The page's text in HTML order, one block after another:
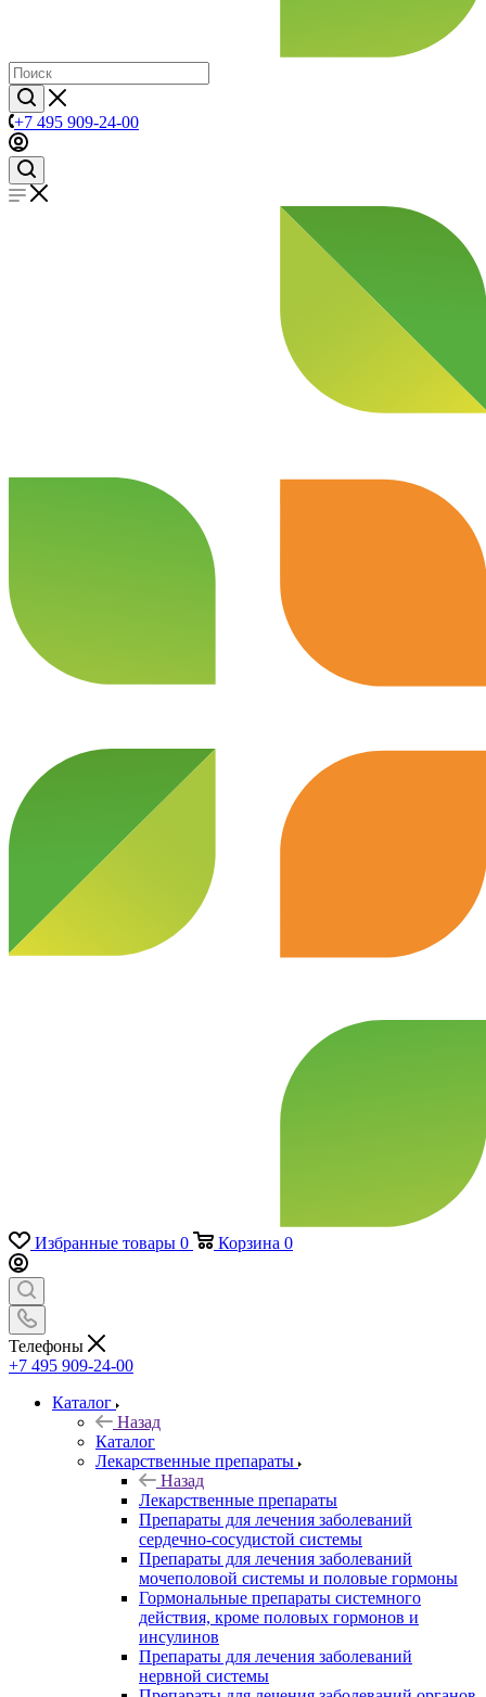
+7 495 909-24-00
Избранные товары 0 Корзина 0
Телефоны
+7 495 909-24-00
Каталог
Назад
Каталог
Лекарственные препараты
Назад
Лекарственные препараты
Препараты для лечения заболеваний
сердечно-сосудистой системы
Препараты для лечения заболеваний
мочеполовой системы и половые гормоны
Гормональные препараты системного
действия, кроме половых гормонов и
инсулинов
Препараты для лечения заболеваний
нервной системы